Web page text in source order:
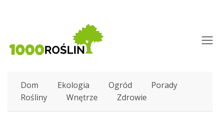
Dom Ekologia Ogród
Porady
Rośliny
Wnętrze Zdrowie